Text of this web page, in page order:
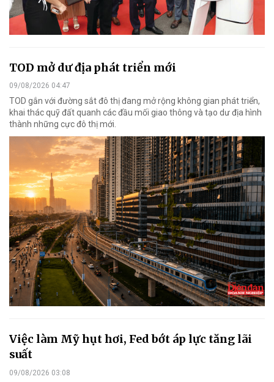
TOD mở dư địa phát triển mới
09/08/2026 04:47
TOD gắn với đường sắt đô thị đang mở rộng không gian phát triển,
khai thác quỹ đất quanh các đầu mối giao thông và tạo dư địa hình
thành những cực đô thị mới.
Việc làm Mỹ hụt hơi, Fed bớt áp lực tăng lãi
suất
09/08/2026 03:08